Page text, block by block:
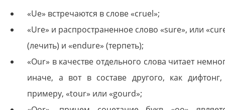
«Ue» встречаются в слове «cruel»;
«Ure» и распространенное слово «sure», или
(лечить) и «endure» (терпеть);
«Our» в качестве отдельного слова читает
иначе, а вот в составе другого, как
примеру, «tour» или «gourd»;